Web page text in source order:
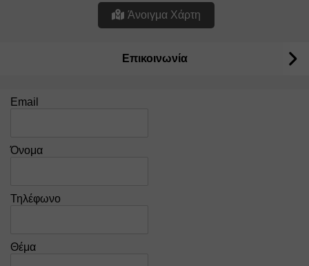
Άνοιγμα Χάρτη
Επικοινωνία
Email
Όνομα
Τηλέφωνο
Θέμα